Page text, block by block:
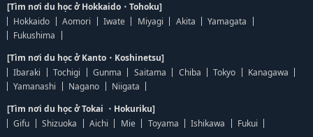
[Tìm nơi du học ở Hokkaido・Tohoku]
Hokkaido
Aomori Iwate Miyagi Akita
Yamagata
Fukushima
[Tìm nơi du học ở Kanto・Koshinetsu]
Ibaraki
Tochigi Gunma Saitama Chiba Tokyo
Kanagawa
Yamanashi
Nagano
Niigata
[Tìm nơi du học ở Tokai ・Hokuriku]
Gifu
Shizuoka Aichi Mie Toyama Ishikawa
Fukui